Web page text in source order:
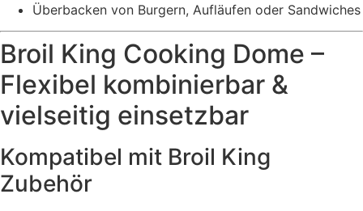
Überbacken von Burgern, Aufläufen oder Sandwiches
Broil King Cooking Dome –
Flexibel kombinierbar &
vielseitig einsetzbar
Kompatibel mit Broil King
Zubehör